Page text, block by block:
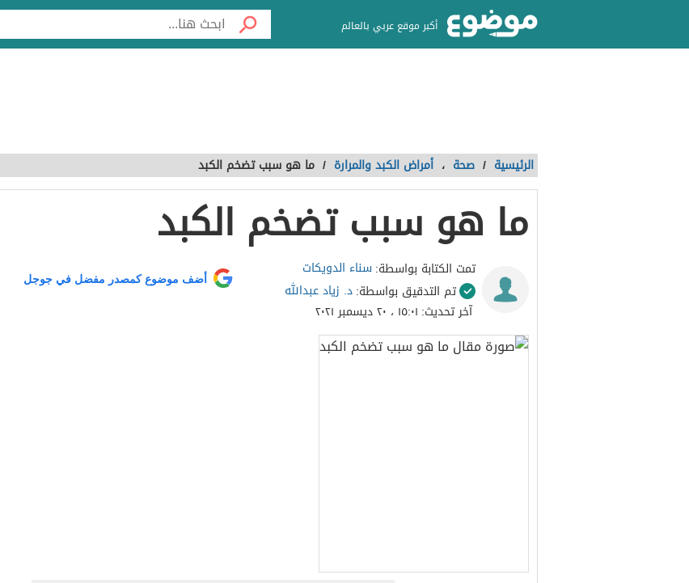
أكبر موقع عربي بالعالم
الرئيسية / صحة ، أمراض الكبد والمرارة / ما هو سبب تضخم الكبد
ما هو سبب تضخم الكبد
تمت الكتابة بواسطة:سناء الدويكات
تم التدقيق بواسطة:د. زياد عبدالله
آخر تحديث: ١٥:٠١ ، ٢٠ ديسمبر ٢٠٢١
أضف موضوع كمصدر مفضل في جوجل